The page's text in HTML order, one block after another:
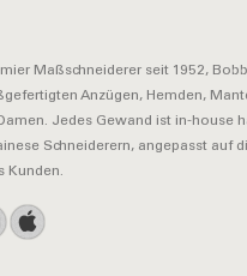
Maßschneiderer seit 1952,
Anzügen, Hemden,
Jedes Gewand ist in-house
Schneiderern, angepasst auf
Kunden.